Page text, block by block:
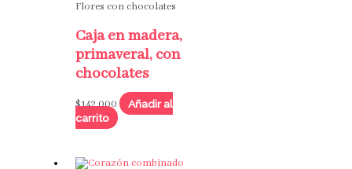
Flores con chocolates
Caja en madera,
primaveral, con
chocolates
$142,000
Añadir al
carrito